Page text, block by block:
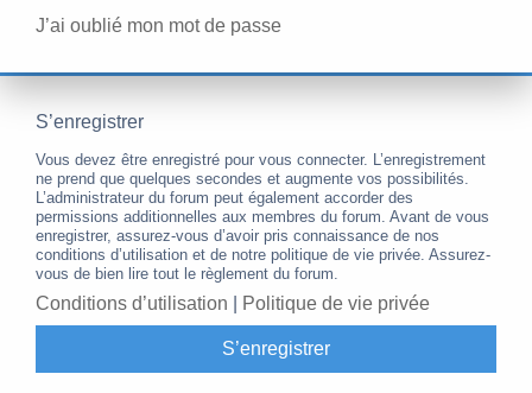
J’ai oublié mon mot de passe
S’enregistrer
Vous devez être enregistré pour vous connecter. L’enregistrement
ne prend que quelques secondes et augmente vos possibilités.
L’administrateur du forum peut également accorder des
permissions additionnelles aux membres du forum. Avant de vous
enregistrer, assurez-vous d’avoir pris connaissance de nos
conditions d’utilisation et de notre politique de vie privée. Assurez-
vous de bien lire tout le règlement du forum.
Conditions d’utilisation Politique de vie privée
S’enregistrer